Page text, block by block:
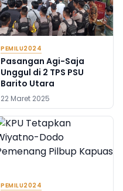
PEMILU2024
Pasangan Agi-Saja
Unggul di 2 TPS PSU
Barito Utara
22 Maret 2025
PEMILU2024